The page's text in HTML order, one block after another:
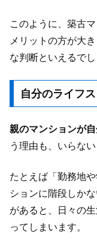
このように、築古
メリットの方が大
な判断といえるでし
自分のライフ
親のマンションが
う理由も、いらな
たとえば「勤務地
ションに階段しか
があると、日々の
ってしまいます。